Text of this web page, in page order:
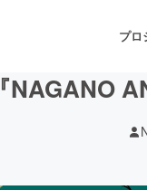
プロ
『NAGANO